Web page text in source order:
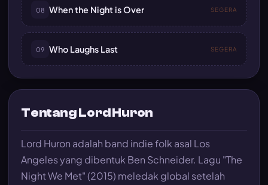
08 When the Night is Over SEGERA
09 Who Laughs Last SEGERA
Tentang Lord Huron
Lord Huron adalah band indie folk asal Los
Angeles yang dibentuk Ben Schneider. Lagu "The
Night We Met" (2015) meledak global setelah